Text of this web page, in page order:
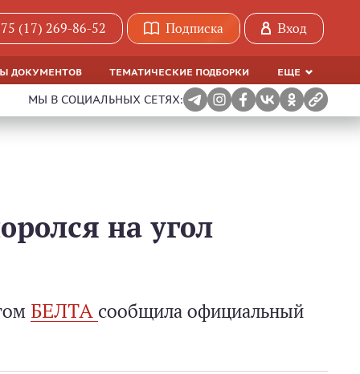
(17) 269-86-52 Подписка Вход
ДОКУМЕНТОВ ТЕМАТИЧЕСКИЕ ПОДБОРКИ ЕЩЕ
МЫ В СОЦИАЛЬНЫХ СЕТЯХ:
на угол
БЕЛТА сообщила официальный